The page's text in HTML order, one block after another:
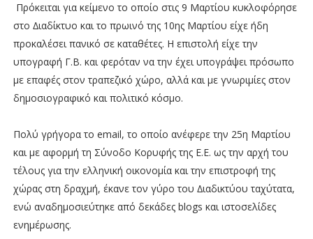
Πρόκειται για κείµενο το οποίο στις 9 Μαρτίου κυκλοφόρησε
στο ∆ιαδίκτυο και το πρωινό της 10ης Μαρτίου είχε ήδη
προκαλέσει πανικό σε καταθέτες. Η επιστολή είχε την
υπογραφή Γ.Β. και φερόταν να την έχει υπογράψει πρόσωπο
µε επαφές στον τραπεζικό χώρο, αλλά και µε γνωριµίες στον
δηµοσιογραφικό και πολιτικό κόσµο.
Πολύ γρήγορα το email, το οποίο ανέφερε την 25η Μαρτίου
και µε αφορµή τη Σύνοδο Κορυφής της Ε.Ε. ως την αρχή του
τέλους για την ελληνική οικονοµία και την επιστροφή της
χώρας στη δραχµή, έκανε τον γύρο του ∆ιαδικτύου ταχύτατα,
ενώ αναδηµοσιεύτηκε από δεκάδες blogs και ιστοσελίδες
ενηµέρωσης.